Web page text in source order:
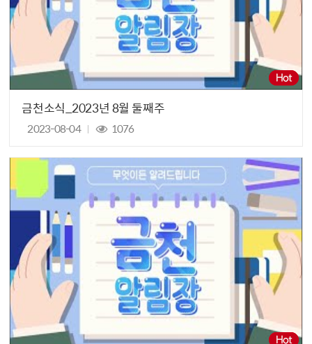
금천소식_2023년 8월 둘째주
2023-08-04 1076